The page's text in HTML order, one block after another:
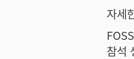
자세
참석